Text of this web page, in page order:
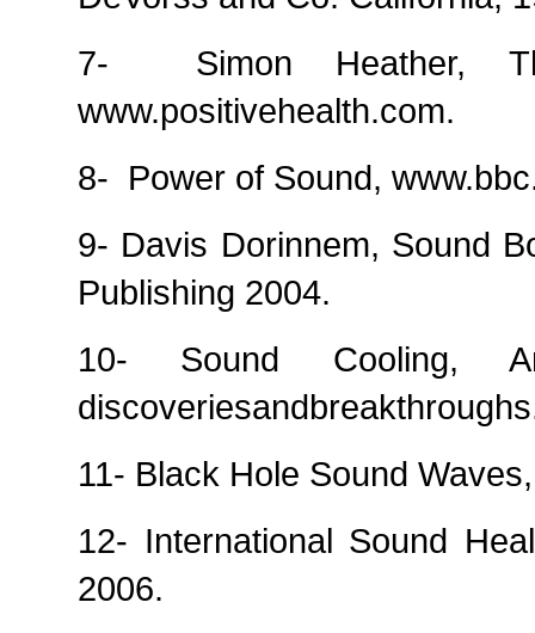
7-
Simon Heather,
www.positivehealth.com.
8- Power of Sound,
9- Davis Dorinnem, Sound
Publishing 2004.
10- Sound Cooling,
11- Black Hole Sound
12- International Sound
2006.